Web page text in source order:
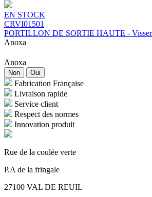
EN STOCK
CRVI01501
PORTILLON DE SORTIE HAUTE -
Anoxa
Anoxa
Non Oui
Fabrication Française
Livraison rapide
Service client
Respect des normes
Innovation produit
Rue de la coulée verte
P.A de la fringale
27100 VAL DE REUIL